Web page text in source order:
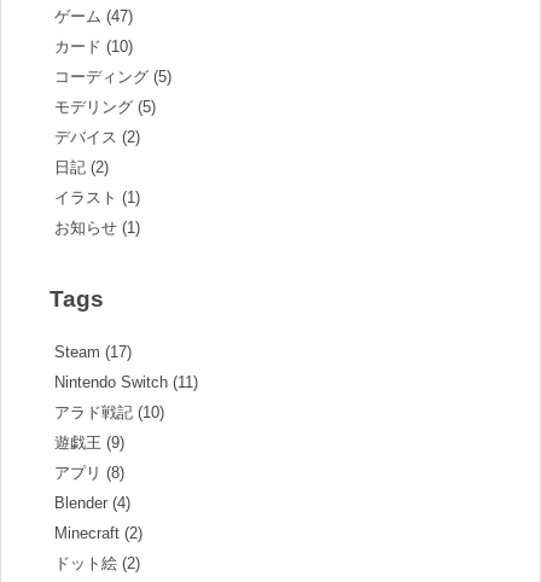
ゲーム (47)
カード (10)
コーディング (5)
モデリング (5)
デバイス (2)
日記 (2)
イラスト (1)
お知らせ (1)
Tags
Steam (17)
Nintendo Switch (11)
アラド戦記 (10)
遊戯王 (9)
アプリ (8)
Blender (4)
Minecraft (2)
ドット絵 (2)